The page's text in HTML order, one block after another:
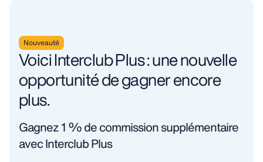
Nouveauté
Voici Interclub Plus : une nouvelle
opportunité de gagner encore
plus.
Gagnez 1 % de commission supplémentaire
avec Interclub Plus